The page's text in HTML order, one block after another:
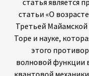
О природе
В презентации
природе
динамический